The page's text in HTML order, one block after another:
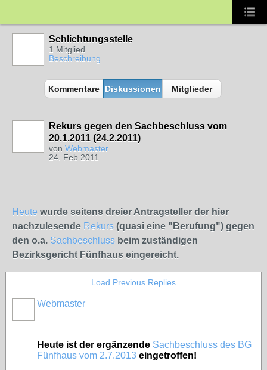
Schlichtungsstelle
1 Mitglied
Beschreibung
Kommentare Diskussionen Mitglieder
Rekurs gegen den Sachbeschluss vom
20.1.2011 (24.2.2011)
von Webmaster
24. Feb 2011
Heute wurde seitens dreier Antragsteller der hier
nachzulesende Rekurs (quasi eine "Berufung") gegen
den o.a. Sachbeschluss beim zuständigen
Bezirksgericht Fünfhaus eingereicht.
Load Previous Replies
Webmaster
Heute ist der ergänzende Sachbeschluss des BG
Fünfhaus vom 2.7.2013 eingetroffen!